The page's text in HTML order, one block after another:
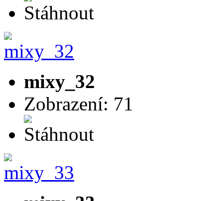
mixy_32
Zobrazení: 71